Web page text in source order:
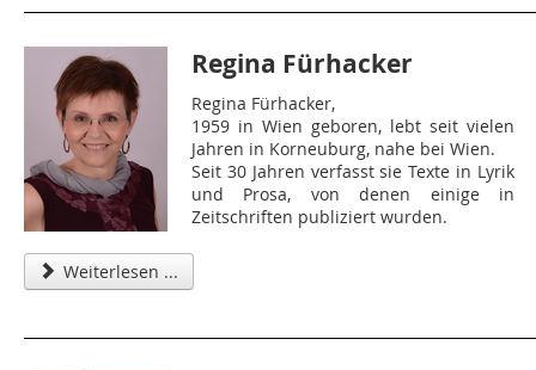
Regina Fürhacker
Regina Fürhacker,
1959 in Wien geboren, lebt seit vielen
Jahren in Korneuburg, nahe bei Wien.
Seit 30 Jahren verfasst sie Texte in Lyrik
und Prosa, von denen einige in
Zeitschriften publiziert wurden.
Weiterlesen ...